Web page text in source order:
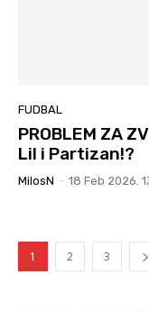
FUDBAL
PROBLEM ZA
Lil i Partizan!?
MilosN - 18 Feb 2026.
1 2 3